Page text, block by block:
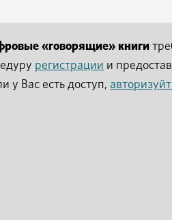
«говорящие» книги
регистрации и
у Вас есть доступ,